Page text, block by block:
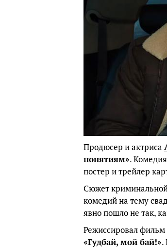
Продюсер и актриса
понятиям».
постер и трейлер
Сюжет
комедий на тему
явно пошло не так,
Режиссировал фильм
«Гудбай, мой бай!».